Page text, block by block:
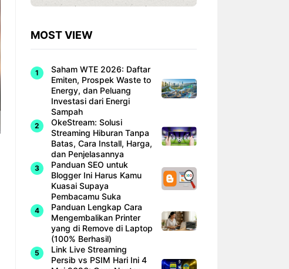
MOST VIEW
Saham WTE 2026: Daftar
Emiten, Prospek Waste to
Energy, dan Peluang
Investasi dari Energi
Sampah
OkeStream: Solusi
Streaming Hiburan Tanpa
Batas, Cara Install, Harga,
dan Penjelasannya
Panduan SEO untuk
Blogger Ini Harus Kamu
Kuasai Supaya
Pembacamu Suka
Panduan Lengkap Cara
Mengembalikan Printer
yang di Remove di Laptop
(100% Berhasil)
Link Live Streaming
Persib vs PSIM Hari Ini 4